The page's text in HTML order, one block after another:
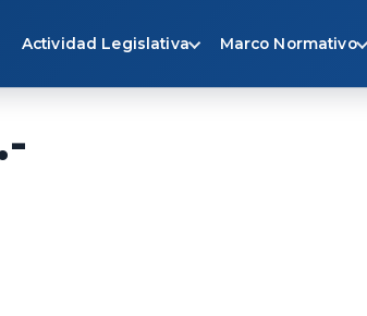
Actividad Legislativa Marco Normativo